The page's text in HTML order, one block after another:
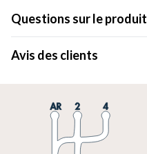
Questions sur le produit
Avis des clients